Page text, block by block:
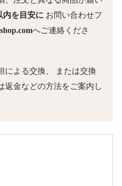
内を目安に お問い合わせフ
へご連絡くださ
による交換、 または交換
返金などの方法をご案内し